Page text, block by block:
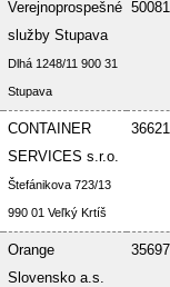
Verejnoprospešné
služby Stupava
Dlhá 1248/11 900 31
Stupava
CONTAINER
SERVICES s.r.o.
Štefánikova 723/13
990 01 Veľký Krtíš
Orange
Slovensko a.s.